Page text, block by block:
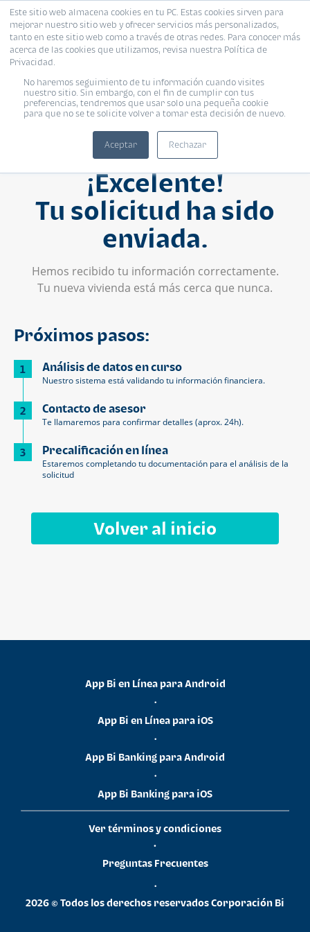
Este sitio web almacena cookies en tu PC. Estas cookies sirven para
mejorar nuestro sitio web y ofrecer servicios más personalizados,
tanto en este sitio web como a través de otras redes. Para conocer más
acerca de las cookies que utilizamos, revisa nuestra Política de
Privacidad.
No haremos seguimiento de tu información cuando visites
nuestro sitio. Sin embargo, con el fin de cumplir con tus
preferencias, tendremos que usar solo una pequeña cookie
para que no se te solicite volver a tomar esta decisión de nuevo.
Aceptar Rechazar
¡Excelente!
Tu solicitud ha sido
enviada.
Hemos recibido tu información correctamente.
Tu nueva vivienda está más cerca que nunca.
Próximos pasos:
1 Análisis de datos en curso
Nuestro sistema está validando tu información financiera.
2 Contacto de asesor
Te llamaremos para confirmar detalles (aprox. 24h).
3 Precalificación en línea
Estaremos completando tu documentación para el análisis de la
solicitud
Volver al inicio
App Bi en Línea para Android
•
App Bi en Línea para iOS
•
App Bi Banking para Android
•
App Bi Banking para iOS
Ver términos y condiciones
•
Preguntas Frecuentes
•
2026 © Todos los derechos reservados Corporación Bi